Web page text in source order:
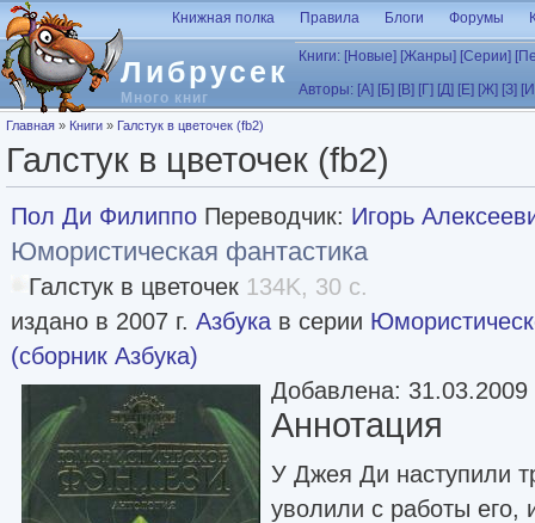
Перейти к основному содержанию
Либрусек
Много книг
Книжная полка Правила Блоги Форумы
Книги: [Новые] [Жанры] [Серии]
Авторы: [А] [Б] [В] [Г] [Д] [Е] [Ж] [З]
Вы здесь
Главная » Книги » Галстук в цветочек (fb2)
Галстук в цветочек (fb2)
Пол Ди Филиппо Переводчик: Игорь
Юмористическая фантастика
Галстук в цветочек 134K, 30 с.
издано в 2007 г. Азбука в серии
(сборник Азбука)
Добавлена: 31.03.2009
Аннотация
У Джея Ди наступили
уволили с работы его,